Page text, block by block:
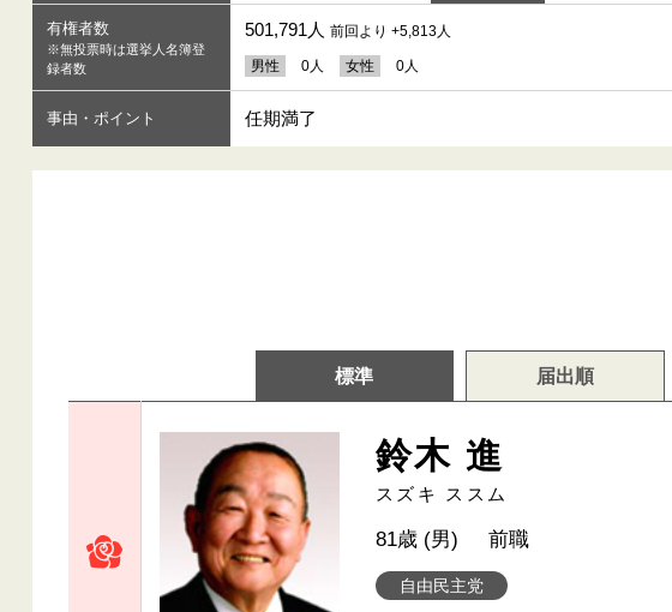
有権者数
※無投票時は選挙人名簿登
録者数
501,791人 前回より +5,813人
男性 0人 女性 0人
事由・ポイント 任期満了
標準 届出順
鈴木 進
スズキ ススム
自由民主党
81歳 (男) 前職